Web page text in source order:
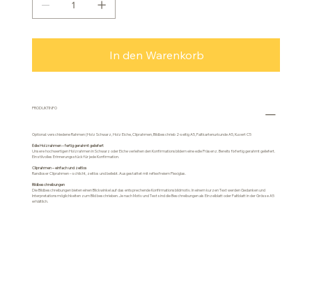
In den Warenkorb
PRODUKTINFO
Optional: verschiedene Rahmen (Holz Schwarz, Holz Eiche, Cliprahmen, Bildbeschrieb 2-seitig A5, Faltkartenurkunde A5, Kuvert C5
Edle Holzrahmen – fertig gerahmt geliefert
Unsere hochwertigen Holzrahmen in Schwarz oder Eiche verleihen den Konfirmationsbildern eine edle Präsenz. Bereits fixfertig gerahmt geliefert.
Ein stilvolles Erinnerungsstück für jede Konfirmation.
Cliprahmen – einfach und zeitlos
Randloser Cliprahmen – schlicht, zeitlos und beliebt. Ausgestattet mit reflexfreiem Plexiglas.
Bildbeschreibungen
Die Bildbeschreibungen bieten einen Blickwinkel auf das entsprechende Konfirmationsbildmotiv. In einem kurzen Text werden Gedanken und
Interpretationsmöglichkeiten zum Bild beschrieben. Je nach Motiv und Text sind die Beschreibungen als Einzelblatt oder Faltblatt in der Grösse A5
erhältlich.